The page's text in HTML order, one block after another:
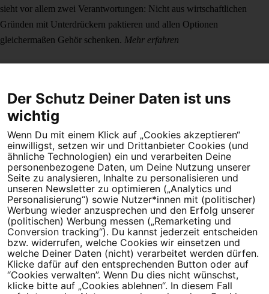
sieht vor allem zwei Verantwortungen: Nicht aus wirtschaftlichen
Gründen mit Unterdrückern paktieren und allen Optionen
gleichermaßen Gehör schenken. Mehr erfahren
Dein Engagement macht den Unterschied. Schließe Dich 4,5
Millionen Menschen an.
Newsletter bestellen
Campact e.V.
IBAN DE95 2‍5‍1‍2 0‍5‍1‍0 6‍9‍8‍0 0‍0‍0‍0 0‍0
SozialBank
Direkt online spenden
Der Schutz Deiner Daten ist uns
wichtig
Wenn Du mit einem Klick auf „Cookies akzeptieren“
einwilligst, setzen wir und Drittanbieter Cookies (und
ähnliche Technologien) ein und verarbeiten Deine
personenbezogene Daten, um Deine Nutzung unserer
Seite zu analysieren, Inhalte zu personalisieren und
unseren Newsletter zu optimieren („Analytics und
Personalisierung“) sowie Nutzer*innen mit (politischer)
Werbung wieder anzusprechen und den Erfolg unserer
(politischen) Werbung messen („Remarketing und
Conversion tracking“). Du kannst jederzeit entscheiden
bzw. widerrufen, welche Cookies wir einsetzen und
welche Deiner Daten (nicht) verarbeitet werden dürfen.
Klicke dafür auf den entsprechenden Button oder auf
“Cookies verwalten”. Wenn Du dies nicht wünschst,
klicke bitte auf „Cookies ablehnen“. In diesem Fall